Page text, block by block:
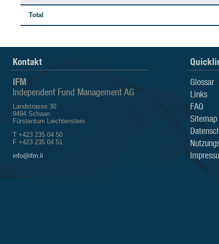
Total
Kontakt
IFM
Independent Fund Management AG
Landstrasse 30
9494 Schaan
Fürstentum Liechtenstein
T +423 235 04 50
F +423 235 04 51
info@ifm.li
Glossar
Links
FAQ
Sitemap